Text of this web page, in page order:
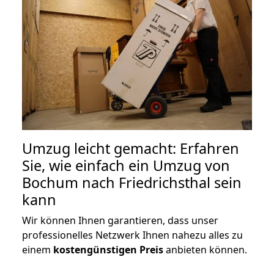
Umzug leicht gemacht: Erfahren
Sie, wie einfach ein Umzug von
Bochum nach Friedrichsthal sein
kann
Wir können Ihnen garantieren, dass unser
professionelles Netzwerk Ihnen nahezu alles zu
einem kostengünstigen Preisanbieten können.